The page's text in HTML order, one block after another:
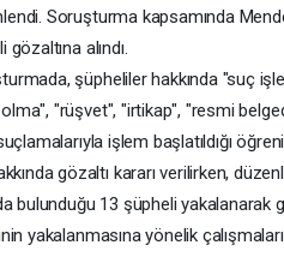
Soruşturma kapsamında
alındı.
şüpheliler hakkında "suç
"rüşvet", "irtikap", "resmi
işlem başlatıldığı
gözaltı kararı verilirken,
bulunduğu 13 şüpheli yakalanarak
yakalanmasına yönelik